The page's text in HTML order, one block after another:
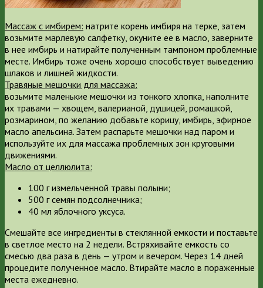
Массаж с имбирем: натрите корень имбиря на терке, затем
возьмите марлевую салфетку, окуните ее в масло, заверните
в нее имбирь и натирайте полученным тампоном проблемные
месте. Имбирь тоже очень хорошо способствует выведению
шлаков и лишней жидкости.
Травяные мешочки для массажа:
возьмите маленькие мешочки из тонкого хлопка, наполните
их травами — хвощем, валерианой, душицей, ромашкой,
розмарином, по желанию добавьте корицу, имбирь, эфирное
масло апельсина. Затем распарьте мешочки над паром и
используйте их для массажа проблемных зон круговыми
движениями.
Масло от целлюлита:
100 г измельченной травы полыни;
500 г семян подсолнечника;
40 мл яблочного уксуса.
Смешайте все ингредиенты в стеклянной емкости и поставьте
в светлое место на 2 недели. Встряхивайте емкость со
смесью два раза в день — утром и вечером. Через 14 дней
процедите полученное масло. Втирайте масло в пораженные
места ежедневно.